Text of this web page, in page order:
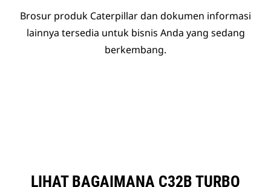
Brosur produk Caterpillar dan dokumen informasi
lainnya tersedia untuk bisnis Anda yang sedang
berkembang.
LIHAT BAGAIMANA C32B TURBO